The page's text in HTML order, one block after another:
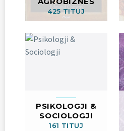
425 TITUJ
PSIKOLOGJI &
SOCIOLOGJI
161 TITUJ